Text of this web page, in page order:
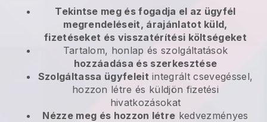
Tekintse meg és fogadja el az ügyfél
megrendeléseit, árajánlatot küld,
fizetéseket és visszatérítési költségeket
Tartalom, honlap és szolgáltatások
hozzáadása és szerkesztése
Szolgáltassa ügyfeleit integrált csevegéssel,
hozzon létre és küldjön fizetési
hivatkozásokat
Nézze meg és hozzon létre kedvezményes